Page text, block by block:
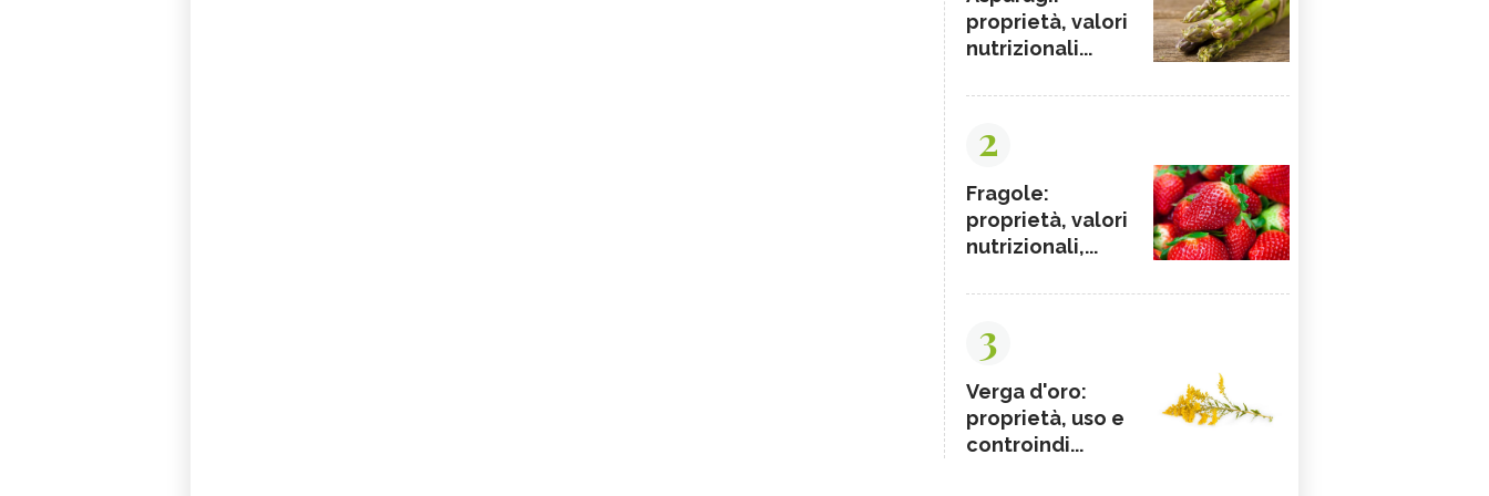
proprietà, valori
nutrizionali...
2
Fragole:
proprietà, valori
nutrizionali,...
3
Verga d'oro:
proprietà, uso e
controindi...